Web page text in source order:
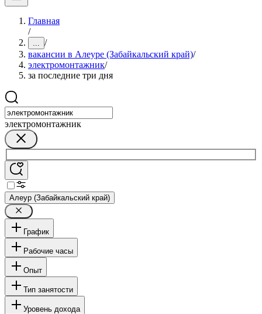
Главная
/
... /
вакансии в Алеуре (Забайкальский край)/
электромонтажник/
за последние три дня
электромонтажник
Алеур (Забайкальский край)
График
Рабочие часы
Опыт
Тип занятости
Уровень дохода